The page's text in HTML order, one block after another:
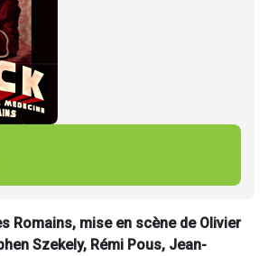
Romains, mise en scène de Olivier
Szekely, Rémi Pous, Jean-